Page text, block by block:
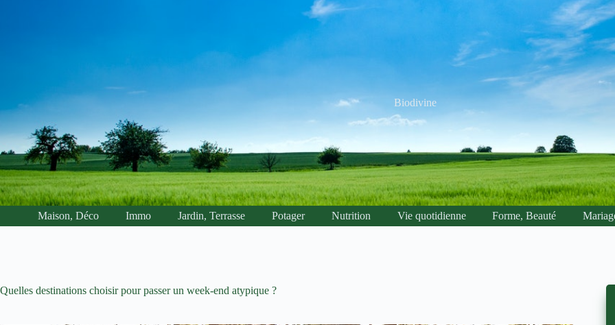
Biodivine
Maison, Déco Immo Jardin, Terrasse Potager Nutrition Vie quotidienne Forme, Beauté
Quelles destinations choisir pour passer un week-end atypique ?